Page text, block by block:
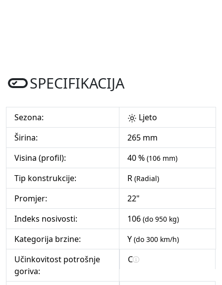
SPECIFIKACIJA
Sezona:
Ljeto
Širina:
265 mm
Visina (profil):
40 % (106 mm)
Tip konstrukcije: R (Radial)
Promjer:
22"
Indeks nosivosti:
106 (do 950 kg)
Kategorija brzine: Y (do 300 km/h)
Učinkovitost potrošnje
goriva:
C